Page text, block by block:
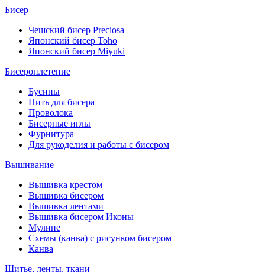
Бисер
Чешский бисер Preciosa
Японский бисер Toho
Японский бисер Miyuki
Бисероплетение
Бусины
Нить для бисера
Проволока
Бисерные иглы
Фурнитура
Для рукоделия и работы с бисером
Вышивание
Вышивка крестом
Вышивка бисером
Вышивка лентами
Вышивка бисером Иконы
Мулине
Схемы (канва) с рисунком бисером
Канва
Шитье, ленты, ткани